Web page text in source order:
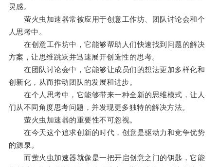
灵感。
萤火虫加速器常被应用于创意工作坊、团队讨论会和个
人思考中。
在创意工作坊中，它能够帮助人们快速找到问题的解决
方案，让思维跳跃并迅速展开创造性的思考。
在团队讨论会中，它能够让成员们的想法更加多样化和
创新化，从而推动团队的发展和进步。
在个人思考中，它能够带来一种全新的思维模式，让人
们从不同角度思考问题，并发现更多独特的解决方法。
萤火虫加速器的重要性不可忽视。
在今天这个追求创新的时代，创意是驱动力和竞争优势
的源泉。
而萤火虫加速器就像是一把开启创意之门的钥匙，它能